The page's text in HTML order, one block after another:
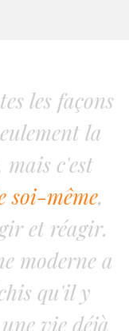
les façons
la
mais c'est
soi-même,
et réagir.
moderne a
qu'il y
vie déjà